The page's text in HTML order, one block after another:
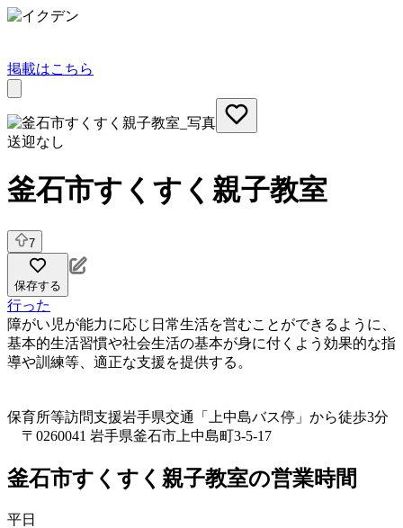
掲載はこちら
送迎なし
釜石市すくすく親子教室
7
保存する
行った
障がい児が能力に応じ日常生活を営むことができるように、
基本的生活習慣や社会生活の基本が身に付くよう効果的な指
導や訓練等、適正な支援を提供する。
保育所等訪問支援岩手県交通「上中島バス停」から徒歩3分
〒0260041 岩手県釜石市上中島町3-5-17
釜石市すくすく親子教室の営業時間
平日